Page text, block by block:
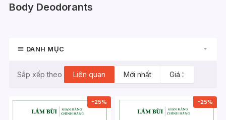
Body Deodorants
DANH MỤC
Sắp xếp theo Liên quan Mới nhất Giá ▲
▼
-25% -25%